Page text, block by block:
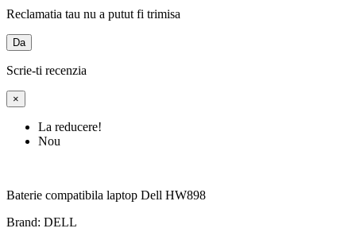
Reclamatia tau nu a putut fi trimisa
Da
Scrie-ti recenzia
×
La reducere!
Nou
Baterie compatibila laptop Dell HW898
Brand: DELL